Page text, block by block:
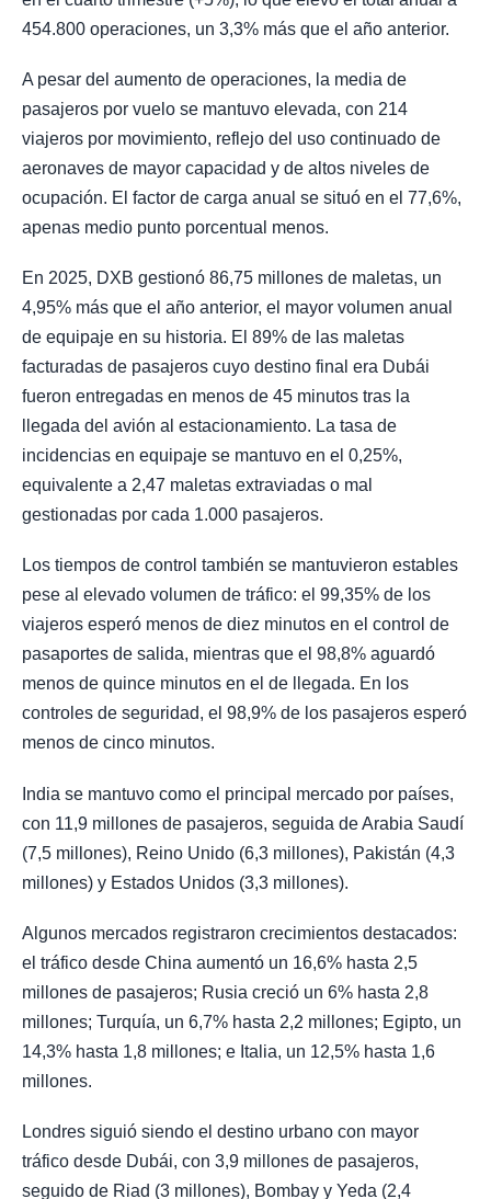
454.800 operaciones, un 3,3% más que el año anterior.
A pesar del aumento de operaciones, la media de
pasajeros por vuelo se mantuvo elevada, con 214
viajeros por movimiento, reflejo del uso continuado de
aeronaves de mayor capacidad y de altos niveles de
ocupación. El factor de carga anual se situó en el 77,6%,
apenas medio punto porcentual menos.
En 2025, DXB gestionó 86,75 millones de maletas, un
4,95% más que el año anterior, el mayor volumen anual
de equipaje en su historia. El 89% de las maletas
facturadas de pasajeros cuyo destino final era Dubái
fueron entregadas en menos de 45 minutos tras la
llegada del avión al estacionamiento. La tasa de
incidencias en equipaje se mantuvo en el 0,25%,
equivalente a 2,47 maletas extraviadas o mal
gestionadas por cada 1.000 pasajeros.
Los tiempos de control también se mantuvieron estables
pese al elevado volumen de tráfico: el 99,35% de los
viajeros esperó menos de diez minutos en el control de
pasaportes de salida, mientras que el 98,8% aguardó
menos de quince minutos en el de llegada. En los
controles de seguridad, el 98,9% de los pasajeros esperó
menos de cinco minutos.
India se mantuvo como el principal mercado por países,
con 11,9 millones de pasajeros, seguida de Arabia Saudí
(7,5 millones), Reino Unido (6,3 millones), Pakistán (4,3
millones) y Estados Unidos (3,3 millones).
Algunos mercados registraron crecimientos destacados:
el tráfico desde China aumentó un 16,6% hasta 2,5
millones de pasajeros; Rusia creció un 6% hasta 2,8
millones; Turquía, un 6,7% hasta 2,2 millones; Egipto, un
14,3% hasta 1,8 millones; e Italia, un 12,5% hasta 1,6
millones.
Londres siguió siendo el destino urbano con mayor
tráfico desde Dubái, con 3,9 millones de pasajeros,
seguido de Riad (3 millones), Bombay y Yeda (2,4